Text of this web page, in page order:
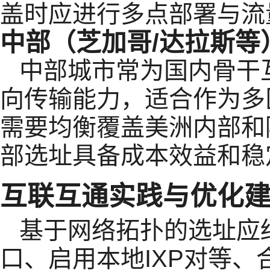
盖时应进行多点部署与
中部（芝加哥/达拉斯
中部城市常为国内骨
向传输能力，适合作为
需要均衡覆盖美洲内部
部选址具备成本效益和
互联互通实践与优化
基于网络拓扑的选址
口、启用本地IXP对等、